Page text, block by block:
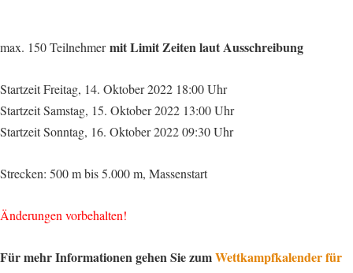
max. 150 Teilnehmermit Limit Zeiten laut Ausschreibung
Startzeit Freitag, 14. Oktober 2022 18:00 Uhr
Startzeit Samstag, 15. Oktober 2022 13:00 Uhr
Startzeit Sonntag, 16. Oktober 2022 09:30 Uhr
Strecken: 500 m bis 5.000 m, Massenstart
Änderungen vorbehalten!
Für mehr Informationen gehen Sie zumWettkampfkalender für